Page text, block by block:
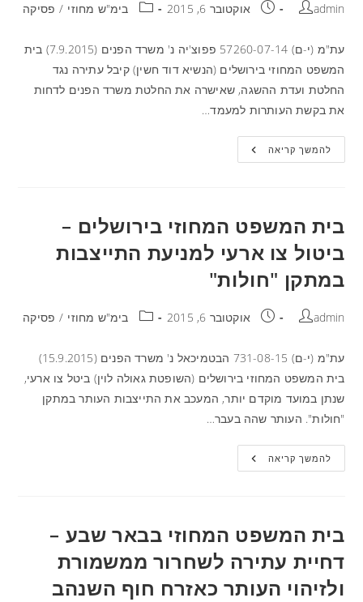
admin אוקטובר 6, 2015 בימ"ש מחוזי / פסיקה
עת"מ (י-ם) 57260-07-14 פפוצ'יה נ' משרד הפנים (7.9.2015) בית
המשפט המחוזי בירושלים (הנשיא דוד חשין) קיבל עתירה נגד
החלטת ועדת ההשגה, שאישרה את החלטת משרד הפנים לדחות
את בקשת העותרות למעמד…
להמשך קריאה
בית המשפט המחוזי בירושלים –
ביטול צו ארעי למניעת התייצבות
במתקן "חולות"
admin אוקטובר 6, 2015 בימ"ש מחוזי / פסיקה
עת"מ (י-ם) 731-08-15 הבטמיכאל נ' משרד הפנים (15.9.2015)
בית המשפט המחוזי בירושלים (השופטת גאולה לוין) ביטל צו ארעי,
שנתן במועד מוקדם יותר, המעכב את התייצבות העותר במתקן
"חולות". העותר שהה בעבר…
להמשך קריאה
בית המשפט המחוזי בבאר שבע –
דחיית עתירה לשחרור ממשמורת
ולזיהוי העותר כאזרח חוף השנהב